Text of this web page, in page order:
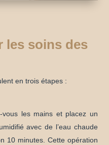
les soins des
en trois étapes :
vous les mains et placez un
avec de l’eau chaude
10 minutes. Cette opération